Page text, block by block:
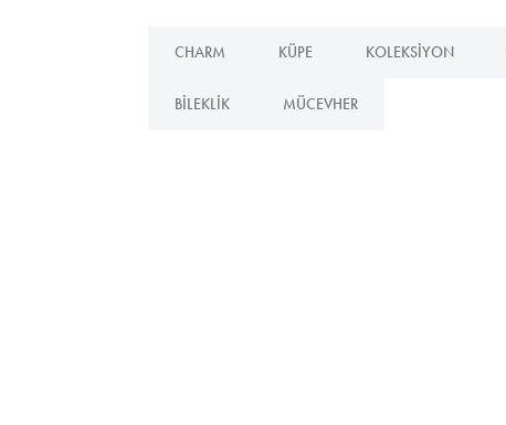
CHARM KÜPE KOLEKSIYON
BILEKLIK MÜCEVHER